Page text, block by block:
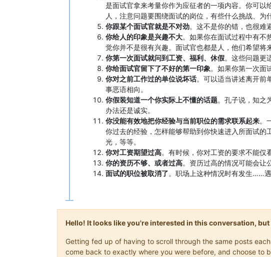
是面试官拿来考量你作为应征者的一项内容。你可
人，注意问题要围绕面试的岗位，有些什么挑战、为
你跟某个面试官就是不对劲。这不是你的错，也很难
你给人的印象是兴趣不大。如果你在面试过程中有不
觉你并不是很有兴趣。面试官也都是人，他们希望将
你第一次面试就问到工资、福利、休假。这些问题更
你给面试官留下了不好的第一印象。如果你第一次面
你对之前工作过的单位说坏话。可以适当讲述离开前
事恶语相向。
你假装知道一个你实际上不懂的话题。孔子说，知之
办法还是诚实。
你没能有效地把你经验与当前职位的需求联系起来。
你过去的经验，怎样能够帮助到你快速进入所面试
光，等等。
你对工资期望过高。有时候，你对工资的要求不能仅
你的资历不够、或者过高。资历过高的情况可能会让
面试的职位被取消了。职场上这种情况时有发生……
Hello! It looks like you're interested in this conversation,
Getting fed up of having to scroll through the same posts
come back to exactly where you were before, and choose to